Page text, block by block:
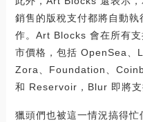
銷售的版稅支付都將自動
作。Art Blocks 會在所有
市價格，包括 OpenSea、
Zora、Foundation、
和 Reservoir，Blur 即將
獵頭們也被這一情況搞得